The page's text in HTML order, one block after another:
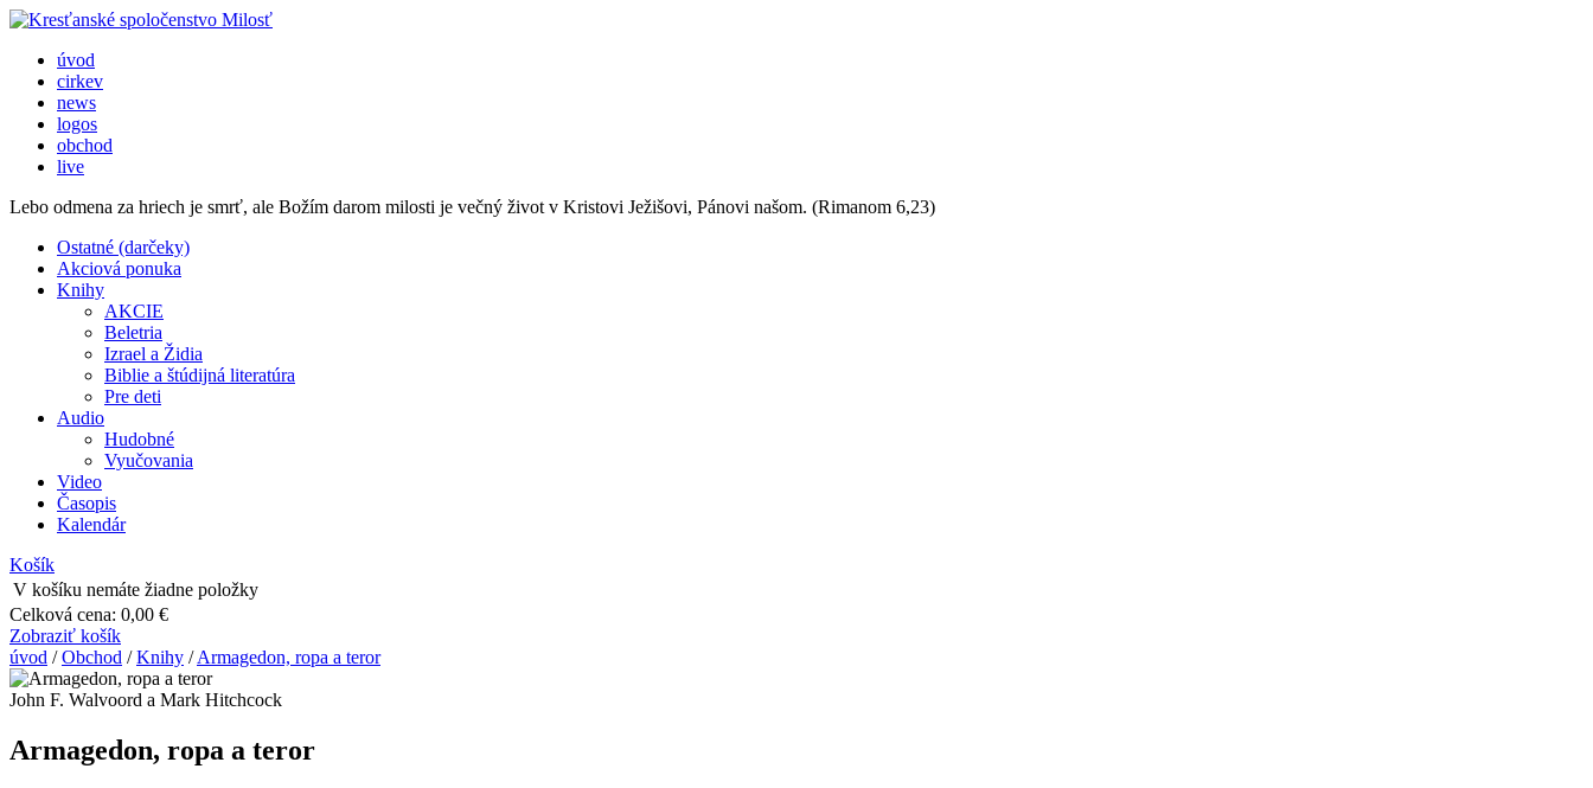
úvod
cirkev
news
logos
obchod
live
Lebo odmena za hriech je smrť, ale Božím darom milosti je večný život v Kristovi Ježišovi, Pánovi našom. (Rimanom 6,23)
Ostatné (darčeky)
Akciová ponuka
Knihy
AKCIE
Beletria
Izrael a Židia
Biblie a štúdijná literatúra
Pre deti
Audio
Hudobné
Vyučovania
Video
Časopis
Kalendár
Košík
V košíku nemáte žiadne položky
Celková cena: 0,00 €
Zobraziť košík
úvod /Obchod /Knihy /Armagedon, ropa a teror
John F. Walvoord a Mark Hitchcock
Armagedon, ropa a teror